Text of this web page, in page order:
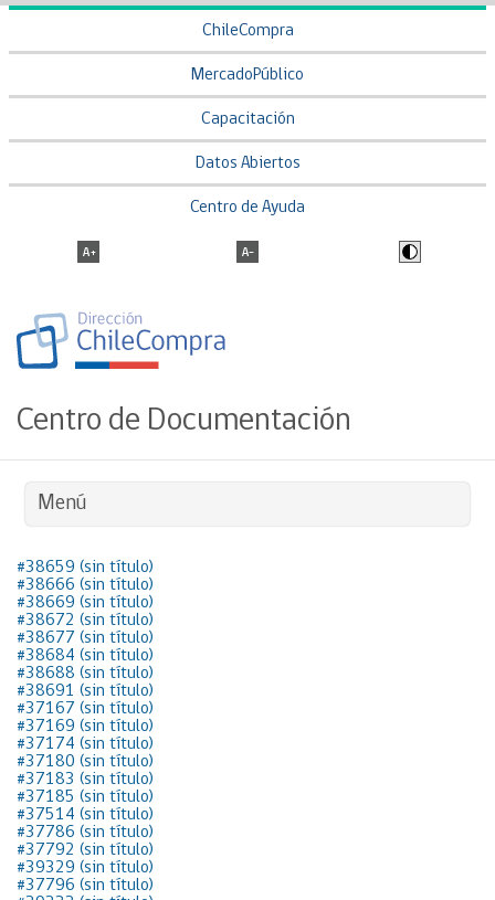
ChileCompra
MercadoPúblico
Capacitación
Datos Abiertos
Centro de Ayuda
Centro de Documentación
Menú
#38659 (sin título)
#38666 (sin título)
#38669 (sin título)
#38672 (sin título)
#38677 (sin título)
#38684 (sin título)
#38688 (sin título)
#38691 (sin título)
#37167 (sin título)
#37169 (sin título)
#37174 (sin título)
#37180 (sin título)
#37183 (sin título)
#37185 (sin título)
#37514 (sin título)
#37786 (sin título)
#37792 (sin título)
#39329 (sin título)
#37796 (sin título)